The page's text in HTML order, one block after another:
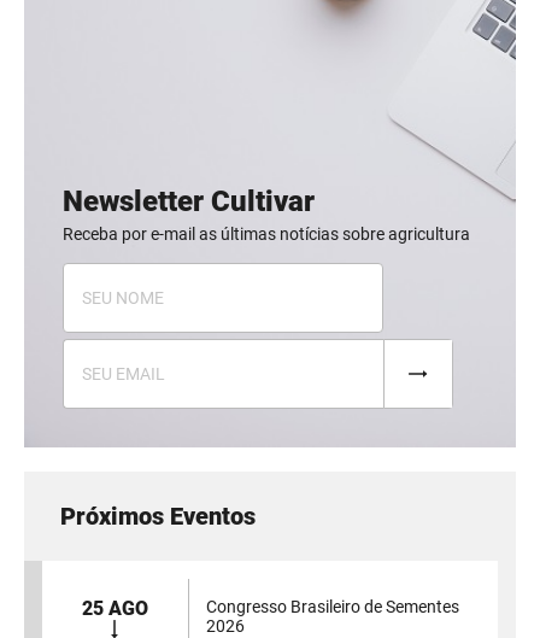
Newsletter Cultivar
Receba por e-mail as últimas notícias sobre agricultura
Próximos Eventos
25 AGO
Congresso Brasileiro de Sementes
2026